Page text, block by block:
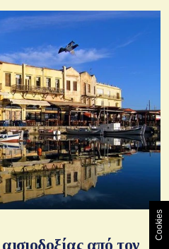
από τον
Cookies